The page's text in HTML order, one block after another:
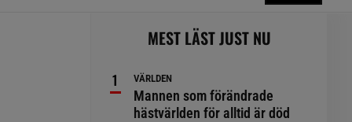
MEST LÄST JUST NU
VÄRLDEN
Mannen som förändrade
hästvärlden för alltid är död